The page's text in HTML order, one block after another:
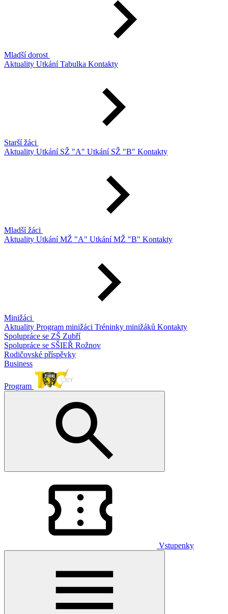
Mladší dorost
Aktuality UtkáníTabulka Kontakty
Starší žáci
Aktuality Utkání SŽ "A" Utkání SŽ "B" Kontakty
Mladší žáci
Aktuality Utkání MŽ "A" Utkání MŽ "B" Kontakty
Minižáci
Aktuality Program minižáci Tréninky minižáků Kontakty
Spolupráce se ZŠ Zubří
Spolupráce se SŠIEŘ Rožnov
Rodičovské příspěvky
Business
Program
Vstupenky